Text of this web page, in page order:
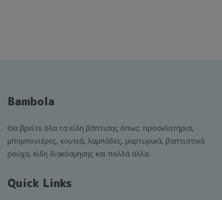
Bambola
Θα βρείτε όλα τα είδη βάπτισης όπως: προσκλητήρια,
μπομπονιέρες, κουτιά, λαμπάδες, μαρτυρικά, βαπτιστικά
ρούχα, είδη διακόσμησης και πολλά άλλα.
Quick Links